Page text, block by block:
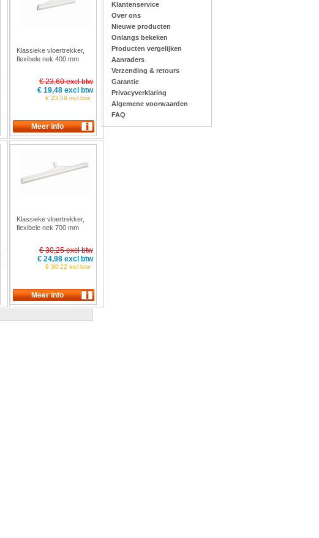
Klassieke vloertrekker,
flexibele nek 400 mm
€ 23,60 excl btw
€ 19,48 excl btw
€ 23,58 incl btw
Klassieke vloertrekker,
flexibele nek 700 mm
€ 30,25 excl btw
€ 24,98 excl btw
€ 30,22 incl btw
Klantenservice
Over ons
Nieuwe producten
Onlangs bekeken
Producten vergelijken
Aanraders
Verzending & retours
Garantie
Privacyverklaring
Algemene voorwaarden
FAQ